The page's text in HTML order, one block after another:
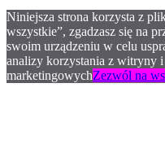
Niniejsza strona korzysta z
wszystkie”, zgadzasz się na
swoim urządzeniu w celu
analizy korzystania z witryny i
marketingowychZezwól na